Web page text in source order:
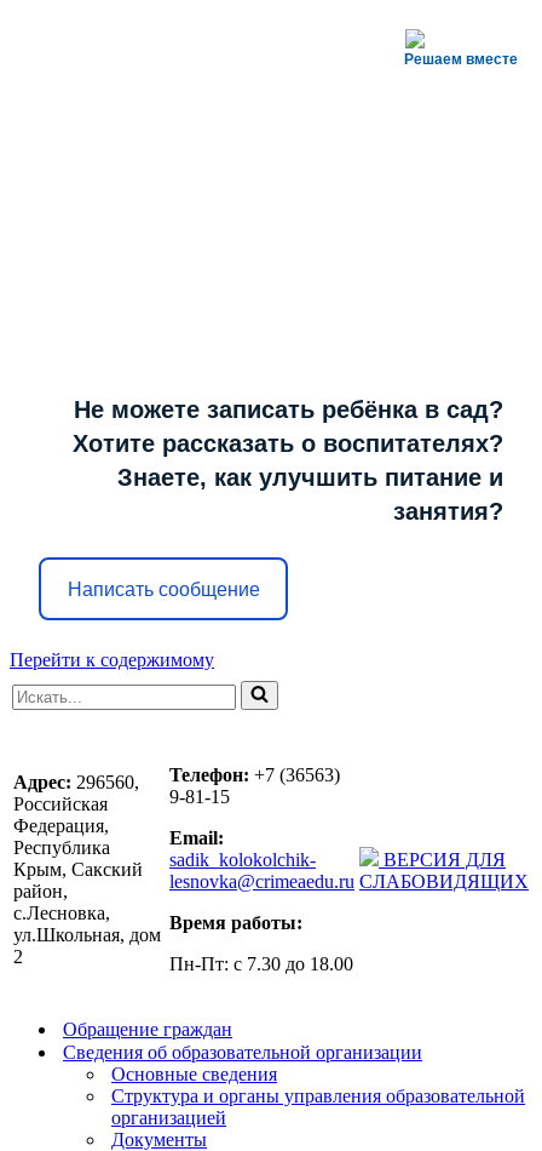
Решаем вместе
Не можете записать ребёнка в сад?
Хотите рассказать о воспитателях?
Знаете, как улучшить питание и
занятия?
Написать сообщение
Перейти к содержимому
Искать...
Адрес: 296560,
Российская
Федерация,
Республика
Крым, Сакский
район,
с.Лесновка,
ул.Школьная, дом
2
Телефон: +7 (36563)
9-81-15
Email:
sadik_kolokolchik-
lesnovka@crimeaedu.ru
Время работы:
Пн-Пт: с 7.30 до 18.00
ВЕРСИЯ ДЛЯ
СЛАБОВИДЯЩИХ
Обращение граждан
Сведения об образовательной организации
Основные сведения
Структура и органы управления образовательной
организацией
Документы